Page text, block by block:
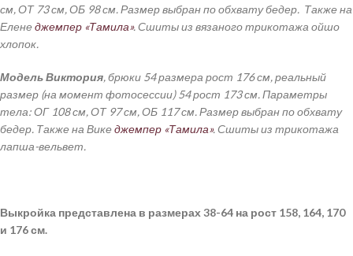
см, ОТ 73 см, ОБ 98 см. Размер выбран по обхвату бедер. Также на
Еленеджемпер «Тамила». Сшиты из вязаного трикотажа ойшо
хлопок.
Модель Виктория, брюки 54 размера рост 176 см, реальный
размер (на момент фотосессии) 54 рост 173 см. Параметры
тела: ОГ 108 см, ОТ 97 см, ОБ 117 см. Размер выбран по обхвату
бедер. Также на Викеджемпер «Тамила». Сшиты из трикотажа
лапша-вельвет.
Выкройка представлена в размерах 38-64 на рост 158, 164, 170
и 176 см.